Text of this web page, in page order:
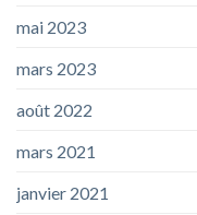
mai 2023
mars 2023
août 2022
mars 2021
janvier 2021